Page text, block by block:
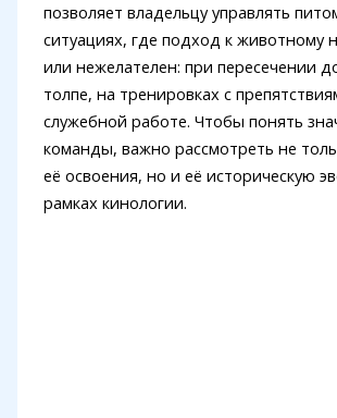
позволяет владельцу управлять
ситуациях, где подход к животному
или нежелателен: при пересечении
толпе, на тренировках с
служебной работе. Чтобы понять
команды, важно рассмотреть не
её освоения, но и её историческую
рамках кинологии.